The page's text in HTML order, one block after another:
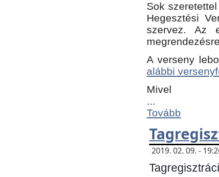
Sok
Hegesztési
szervez. Az
A verseny
alábbi
Mivel
...
Tovább
2019. 02. 09. -